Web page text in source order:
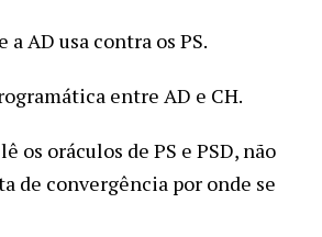
AD usa contra os PS.
entre AD e CH.
os oráculos de PS e PSD, não
de convergência por onde se